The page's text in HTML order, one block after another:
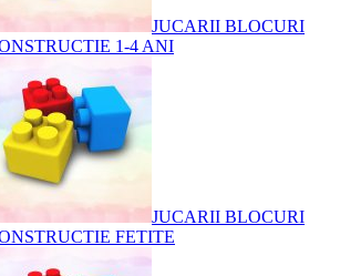
JUCARII BLOCURI
1-4 ANI
JUCARII BLOCURI
FETITE